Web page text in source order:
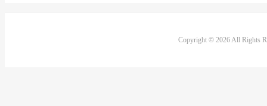
Copyright © 2026 All Rights